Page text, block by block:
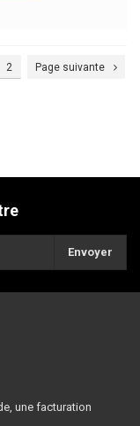
2 Page suivante
Envoyer
une facturation